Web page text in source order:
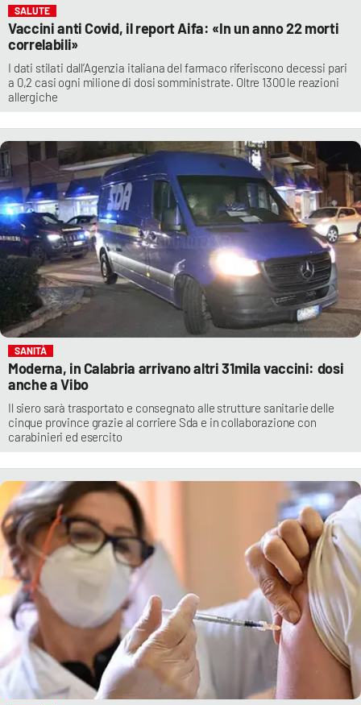
SALUTE
Vaccini anti Covid, il report Aifa: «In un anno 22 morti
correlabili»
I dati stilati dall’Agenzia italiana del farmaco riferiscono decessi pari
a 0,2 casi ogni milione di dosi somministrate. Oltre 1300 le reazioni
allergiche
SANITÀ
Moderna, in Calabria arrivano altri 31mila vaccini: dosi
anche a Vibo
Il siero sarà trasportato e consegnato alle strutture sanitarie delle
cinque province grazie al corriere Sda e in collaborazione con
carabinieri ed esercito